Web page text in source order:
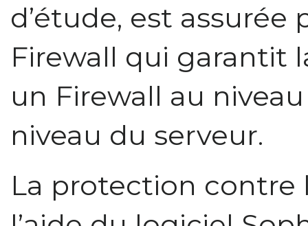
d’étude, est
Firewall qui garantit
un Firewall au
niveau du serveur.
La protection contre